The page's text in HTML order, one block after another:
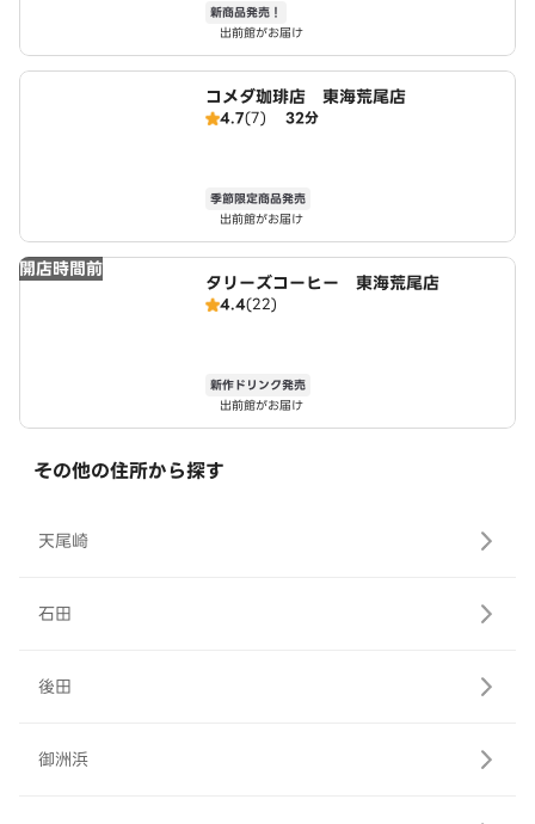
新商品発売！
出前館がお届け
コメダ珈琲店 東海荒尾店
4.7(7) 32分
季節限定商品発売
出前館がお届け
開店時間前
タリーズコーヒー 東海荒尾店
4.4(22)
新作ドリンク発売
出前館がお届け
その他の住所から探す
天尾崎
石田
後田
御洲浜